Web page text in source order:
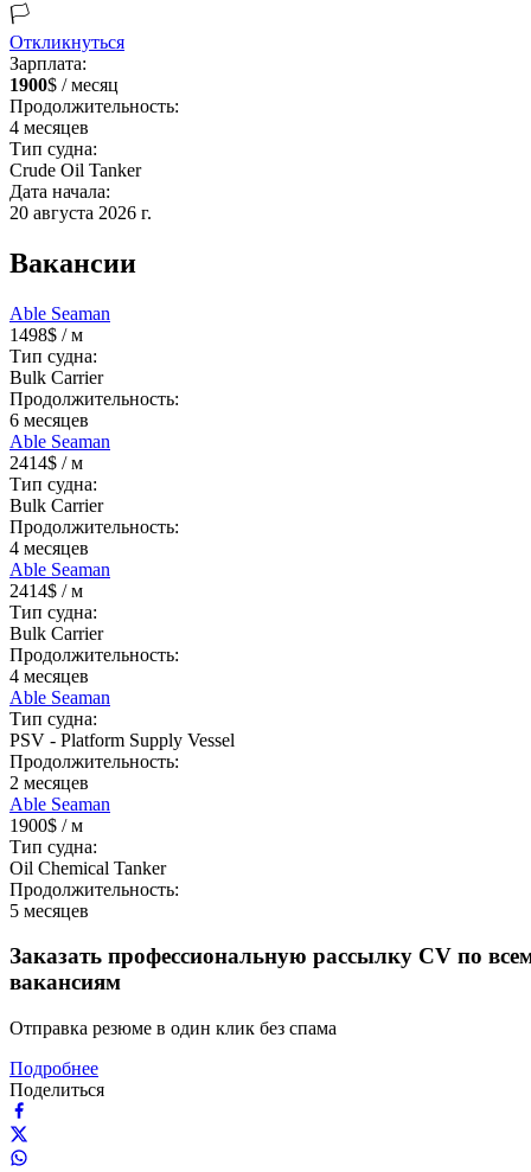
🏳️
Откликнуться
Зарплата:
1900$ / месяц
Продолжительность:
4 месяцев
Тип судна:
Crude Oil Tanker
Дата начала:
20 августа 2026 г.
Вакансии
Able Seaman
1498$ / м
Тип судна:
Bulk Carrier
Продолжительность:
6 месяцев
Able Seaman
2414$ / м
Тип судна:
Bulk Carrier
Продолжительность:
4 месяцев
Able Seaman
2414$ / м
Тип судна:
Bulk Carrier
Продолжительность:
4 месяцев
Able Seaman
Тип судна:
PSV - Platform Supply Vessel
Продолжительность:
2 месяцев
Able Seaman
1900$ / м
Тип судна:
Oil Chemical Tanker
Продолжительность:
5 месяцев
Заказать профессиональную рассылку CV по
вакансиям
Отправка резюме в один клик без спама
Подробнее
Поделиться